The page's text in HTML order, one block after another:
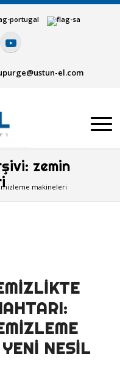
el.com
zemin
makineleri
NESIL